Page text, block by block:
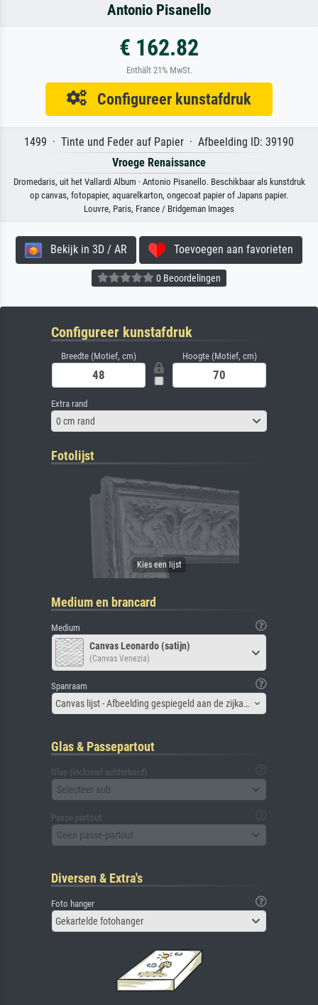
Antonio Pisanello
€ 162.82
Enthält 21% MwSt.
Configureer kunstafdruk
1499 · Tinte und Feder auf Papier · Afbeelding ID: 39190
Vroege Renaissance
Dromedaris, uit het Vallardi Album · Antonio Pisanello. Beschikbaar als kunstdruk
op canvas, fotopapier, aquarelkarton, ongecoat papier of Japans papier.
Louvre, Paris, France / Bridgeman Images
Bekijk in 3D / AR Toevoegen aan favorieten
0 Beoordelingen
Configureer kunstafdruk
Breedte (Motief, cm) Hoogte (Motief, cm)
Extra rand
0 cm rand
Fotolijst
Medium en brancard
Medium
Canvas Leonardo (satijn)
(Canvas Venezia)
Spanraam
Canvas lijst - Afbeelding gespiegeld aan de zijkant
Glas & Passepartout
Glas (inclusief achterbord)
Selecteer aub
Passe-partout
Geen passe-partout
Diversen & Extra's
Foto hanger
Gekartelde fotohanger